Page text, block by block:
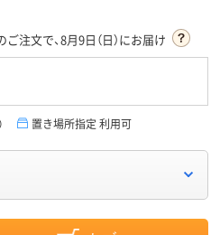
ご注文で、8月9日（日）にお届け
置き場所指定 利用可